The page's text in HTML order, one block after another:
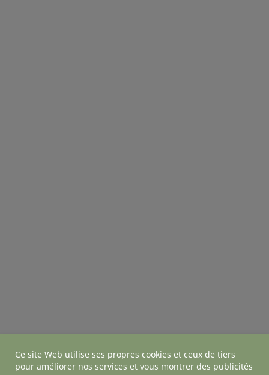
Ce site Web utilise ses propres cookies et ceux de tiers
pour améliorer nos services et vous montrer des publicités